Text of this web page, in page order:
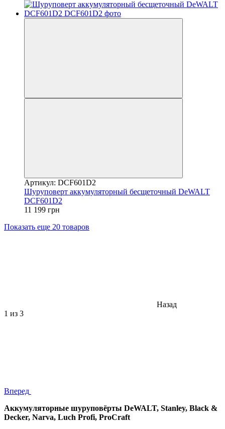
Артикул: DCF601D2
Шуруповерт аккумуляторный бесщеточный DeWALT
DCF601D2
11 199 грн
Показать еще 20 товаров
Назад
1 из 3
Вперед
Аккумуляторные шуруповёрты DeWALT, Stanley, Black &
Decker, Narva, Luch Profi, ProCraft